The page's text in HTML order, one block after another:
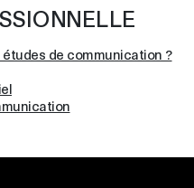
de communication ?